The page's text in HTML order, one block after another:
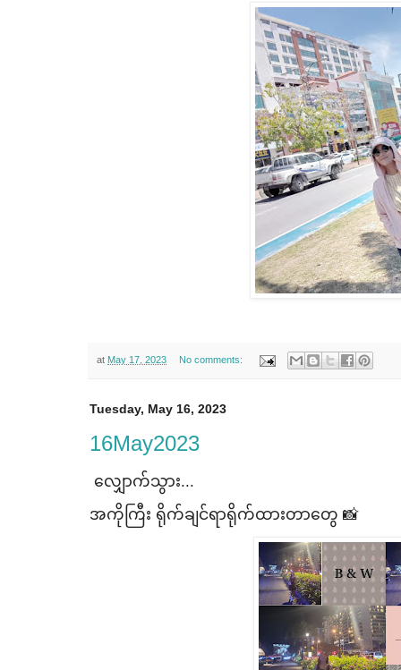
at May 17, 2023 No comments:
Tuesday, May 16, 2023
16May2023
​လျှောက်သွား...
အကိုကြီး ရိုက်ချင်ရာရိုက်ထားတာ​တွေ 📸